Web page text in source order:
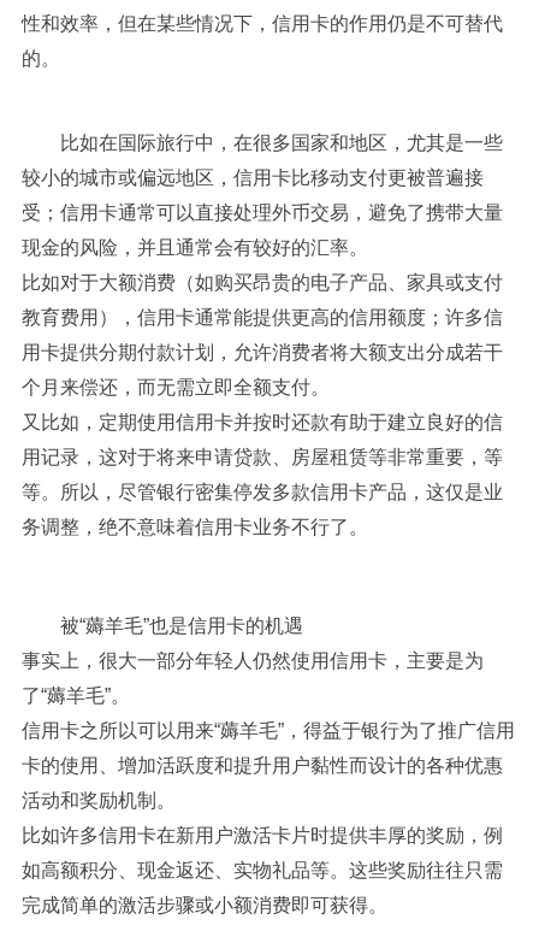
性和效率，但在某些情况下，信用卡的作用仍是不可替代
的。
比如在国际旅行中，在很多国家和地区，尤其是一些
较小的城市或偏远地区，信用卡比移动支付更被普遍接
受；信用卡通常可以直接处理外币交易，避免了携带大量
现金的风险，并且通常会有较好的汇率。
比如对于大额消费（如购买昂贵的电子产品、家具或支付
教育费用），信用卡通常能提供更高的信用额度；许多信
用卡提供分期付款计划，允许消费者将大额支出分成若干
个月来偿还，而无需立即全额支付。
又比如，定期使用信用卡并按时还款有助于建立良好的信
用记录，这对于将来申请贷款、房屋租赁等非常重要，等
等。所以，尽管银行密集停发多款信用卡产品，这仅是业
务调整，绝不意味着信用卡业务不行了。
被“薅羊毛”也是信用卡的机遇
事实上，很大一部分年轻人仍然使用信用卡，主要是为
了“薅羊毛”。
信用卡之所以可以用来“薅羊毛”，得益于银行为了推广信用
卡的使用、增加活跃度和提升用户黏性而设计的各种优惠
活动和奖励机制。
比如许多信用卡在新用户激活卡片时提供丰厚的奖励，例
如高额积分、现金返还、实物礼品等。这些奖励往往只需
完成简单的激活步骤或小额消费即可获得。